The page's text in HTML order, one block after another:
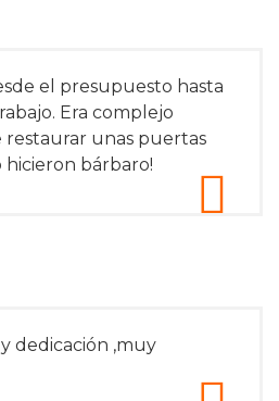
el presupuesto hasta
Era complejo
unas puertas
hicieron bárbaro!
dedicación ,muy